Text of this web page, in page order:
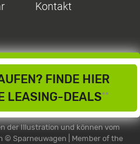
FINDE HIER
LEASING-DEALS**
Kontakt
der Illustration und können vom
© Sparneuwagen | Member of the